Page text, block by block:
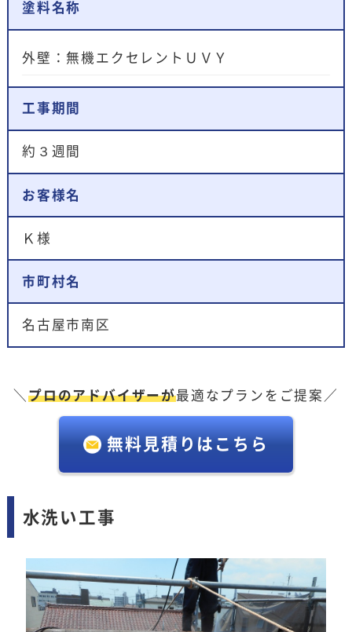
塗料名称
外壁：無機エクセレントＵＶＹ
工事期間
約３週間
お客様名
Ｋ様
市町村名
名古屋市南区
＼プロのアドバイザーが最適なプランをご提案／
無料見積りはこちら
水洗い工事